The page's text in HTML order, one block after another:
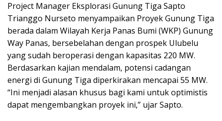
Project Manager Eksplorasi Gunung Tiga Sapto
Trianggo Nurseto menyampaikan Proyek Gunung Tiga
berada dalam Wilayah Kerja Panas Bumi (WKP) Gunung
Way Panas, bersebelahan dengan prospek Ulubelu
yang sudah beroperasi dengan kapasitas 220 MW.
Berdasarkan kajian mendalam, potensi cadangan
energi di Gunung Tiga diperkirakan mencapai 55 MW.
“Ini menjadi alasan khusus bagi kami untuk optimistis
dapat mengembangkan proyek ini,” ujar Sapto.